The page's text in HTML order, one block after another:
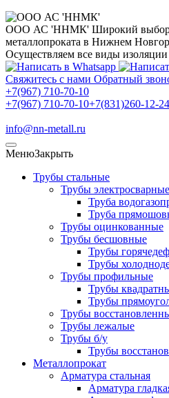
ООО АС 'ННМК' Широкий
металлопроката в Нижнем
Осуществляем все виды изоляции
Свяжитесь с нами Обратный
+7(967) 710-70-10
+7(967) 710-70-10+7(831)260-12-24
info@nn-metall.ru
МенюЗакрыть
Трубы стальные
Трубы электросварные
Труба
Труба
Трубы оцинкованные
Трубы бесшовные
Трубы
Трубы
Трубы профильные
Трубы
Трубы
Трубы
Трубы лежалые
Трубы б/у
Трубы
Металлопрокат
Арматура стальная
Арматура